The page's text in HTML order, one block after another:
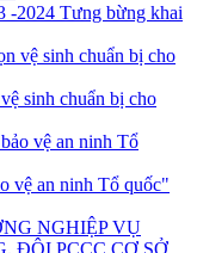
Tưng bừng khai
sinh chuẩn bị cho
vệ an ninh Tổ quốc"